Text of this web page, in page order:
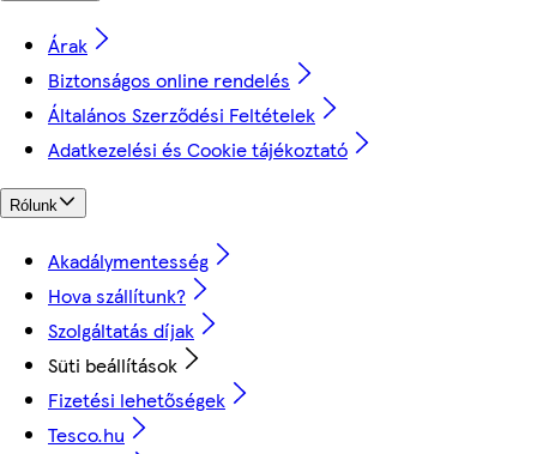
Árak
Biztonságos online rendelés
Általános Szerződési Feltételek
Adatkezelési és Cookie tájékoztató
Rólunk
Akadálymentesség
Hova szállítunk?
Szolgáltatás díjak
Süti beállítások
Fizetési lehetőségek
Tesco.hu